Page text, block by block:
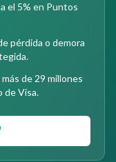
el 5% en Puntos
pérdida o demora
de 29 millones
de Visa.